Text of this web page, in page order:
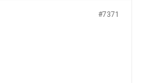
#7371